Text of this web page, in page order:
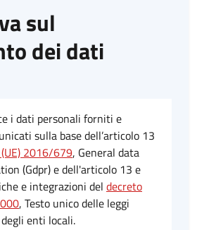
sul
dei dati
i dati personali forniti e
sulla base dell’articolo 13
2016/679, General data
(Gdpr) e dell'articolo 13 e
e integrazioni del decreto
, Testo unico delle leggi
enti locali.